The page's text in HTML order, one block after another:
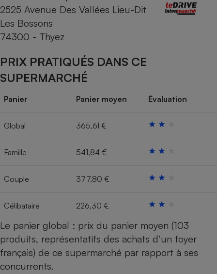
2525 Avenue Des Vallées Lieu-Dit
Les Bossons
74300 - Thyez
PRIX PRATIQUÉS DANS CE
SUPERMARCHÉ
Panier Panier moyen Évaluation
Global 365,61 €
Famille 541,84 €
Couple 377,80 €
Célibataire 226,30 €
Le panier global : prix du panier moyen (103
produits, représentatifs des achats d’un foyer
français) de ce supermarché par rapport à ses
concurrents.
Cafetière à expressos